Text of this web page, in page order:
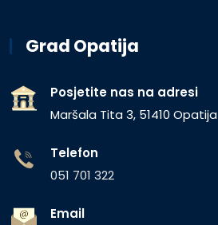
Grad Opatija
Posjetite nas na adresi
Maršala Tita 3, 51410 Opatija
Telefon
051 701 322
Email